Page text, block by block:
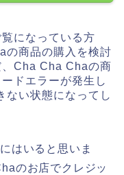
になっている方
の商品の購入を検討
、Cha Cha Chaの商
ドエラーが発生し
ない状態になってし
はいると思いま
のお店でクレジッ